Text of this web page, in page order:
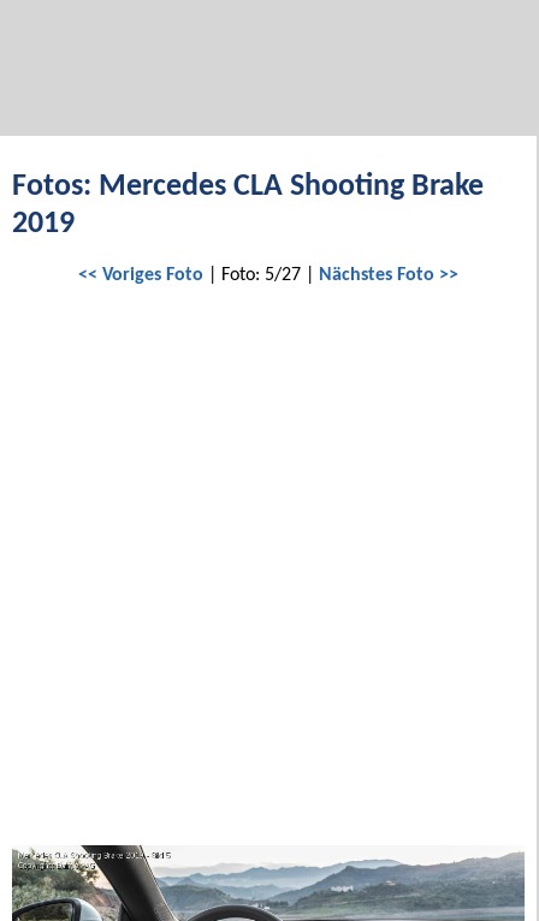
Fotos: Mercedes CLA Shooting Brake
2019
<< Voriges Foto | Foto: 5/27 | Nächstes Foto >>